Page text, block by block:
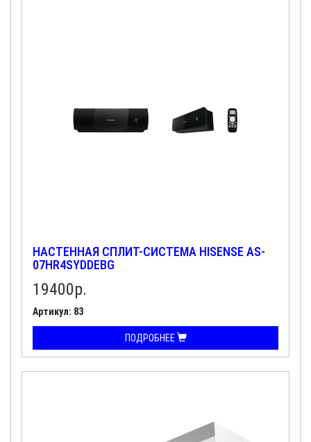
НАСТЕННАЯ СПЛИТ-СИСТЕМА HISENSE AS-
07HR4SYDDEBG
19400р.
Артикул: 83
ПОДРОБНЕЕ